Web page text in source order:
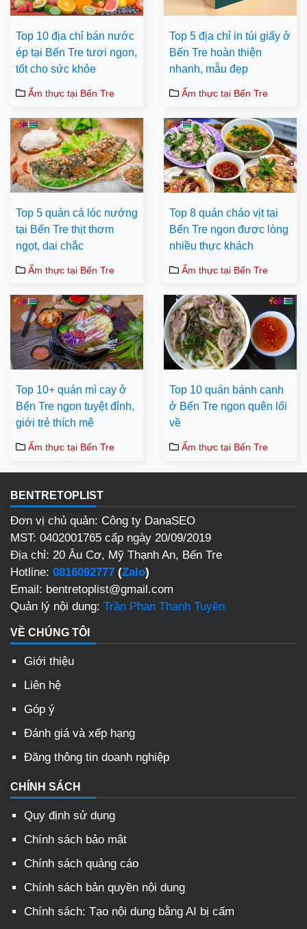
Top 10 địa chỉ bán nước
ép tại Bến Tre tươi ngon,
tốt cho sức khỏe
Ẩm thực tại Bến Tre
Top 5 địa chỉ in túi giấy ở
Bến Tre hoàn thiện
nhanh, mẫu đẹp
Ẩm thực tại Bến Tre
Top 5 quán cá lóc nướng
tại Bến Tre thịt thơm
ngọt, dai chắc
Ẩm thực tại Bến Tre
Top 8 quán cháo vịt tại
Bến Tre ngon được lòng
nhiều thực khách
Ẩm thực tại Bến Tre
Top 10+ quán mì cay ở
Bến Tre ngon tuyệt đỉnh,
giới trẻ thích mê
Ẩm thực tại Bến Tre
Top 10 quán bánh canh
ở Bến Tre ngon quên lối
về
Ẩm thực tại Bến Tre
BENTRETOPLIST
Đơn vị chủ quản: Công ty DanaSEO
MST: 0402001765 cấp ngày 20/09/2019
Địa chỉ: 20 Âu Cơ, Mỹ Thạnh An, Bến Tre
Hotline: 0816092777 (Zalo)
Email: bentretoplist@gmail.com
Quản lý nội dung: Trần Phan Thanh Tuyền
VỀ CHÚNG TÔI
Giới thiệu
Liên hệ
Góp ý
Đánh giá và xếp hạng
Đăng thông tin doanh nghiệp
CHÍNH SÁCH
Quy định sử dụng
Chính sách bảo mật
Chính sách quảng cáo
Chính sách bản quyền nội dung
Chính sách: Tạo nội dung bằng AI bị cấm